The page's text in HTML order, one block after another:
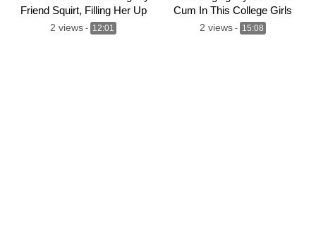
Friend Squirt, Filling Her Up
With His Cum! Cuckquean
Fun! -TheJensensPlay
2 views - 12:01
Cum In This College Girls
Asshole! Her Fat Pussy Was
Yummy! -TheJensensPlay
2 views - 15:08